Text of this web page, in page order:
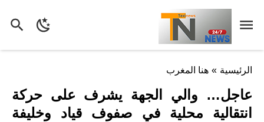
الرئيسية » هنا المغرب
عاجل… والي الجهة يشرف على حركة
انتقالية محلية في صفوف قياد وخليفة